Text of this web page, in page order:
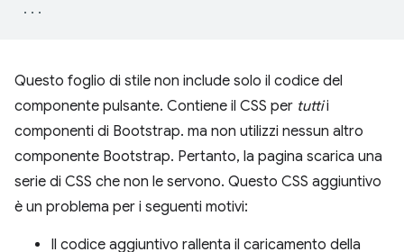
Questo foglio di stile non include solo il codice del
componente pulsante. Contiene il CSS per tuttii
componenti di Bootstrap. ma non utilizzi nessun altro
componente Bootstrap. Pertanto, la pagina scarica una
serie di CSS che non le servono. Questo CSS aggiuntivo
è un problema per i seguenti motivi:
Il codice aggiuntivo rallenta il caricamento della